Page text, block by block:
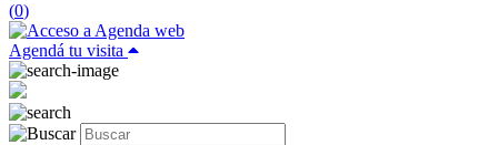
(0)
Agendá tu visita